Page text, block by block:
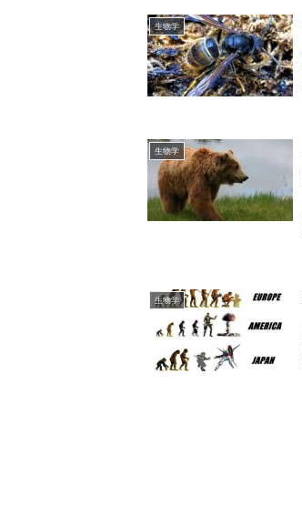
生物学
生物学
生物学